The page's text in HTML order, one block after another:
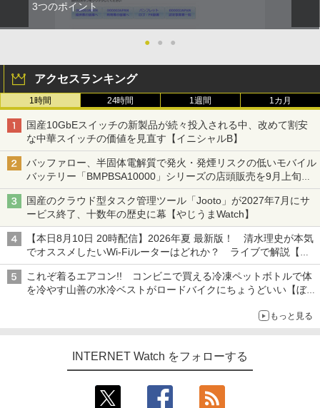
3つのポイント
● ● ●
アクセスランキング
1時間 24時間 1週間 1カ月
国産10GbEスイッチの新製品が続々投入される中、改めて割安
な中華スイッチの価値を見直す【イニシャルB】
バッファロー、半固体電解質で発火・発煙リスクの低いモバイル
バッテリー「BMPBSA10000」シリーズの店頭販売を9月上旬に
開始
国産のクラウド型タスク管理ツール「Jooto」が2027年7月にサ
ービス終了、十数年の歴史に幕【やじうまWatch】
【本日8月10日 20時配信】2026年夏 最新版！ 清水理史が本気
でオススメしたいWi-Fiルーターはどれか？ ライブで解説【清
水理史の「イニシャルB」チャンネル】
これぞ着るエアコン!! コンビニで買える冷凍ペットボトルで体
を冷やす山善の水冷ベストがロードバイクにちょうどいい【ぼっ
もっと見る
INTERNET Watch をフォローする